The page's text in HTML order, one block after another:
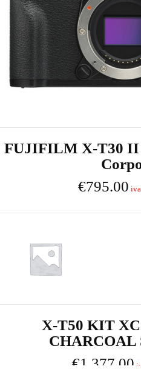
FUJIFILM X-T30 II
€795.00
X-T50 KIT
CHARCOAL
€1,377.00